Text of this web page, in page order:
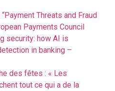
Threats and Fraud
Payments Council
security: how AI is
in banking –
des fêtes : « Les
tout ce qui a de la